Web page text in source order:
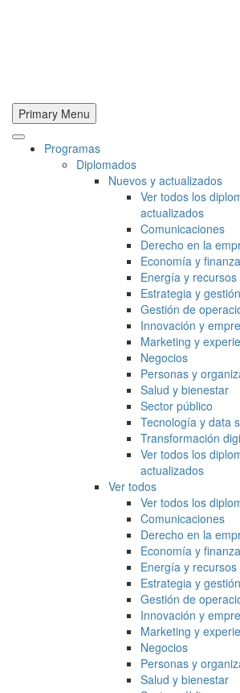
Primary Menu
Programas
Diplomados
Nuevos y actualizados
Ver todos los
actualizados
Comunicaciones
Derecho en la
Economía y
Energía y
Estrategia y gestión
Gestión de
Innovación y
Marketing y
Negocios
Personas y
Salud y bienestar
Sector público
Tecnología y data
Transformación
Ver todos los
actualizados
Ver todos
Ver todos los
Comunicaciones
Derecho en la
Economía y
Energía y
Estrategia y gestión
Gestión de
Innovación y
Marketing y
Negocios
Personas y
Salud y bienestar